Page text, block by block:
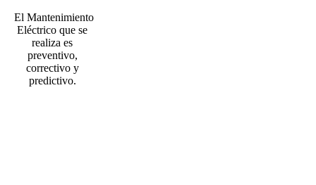
El Mantenimiento
Eléctrico que se
realiza es
preventivo,
correctivo y
predictivo.